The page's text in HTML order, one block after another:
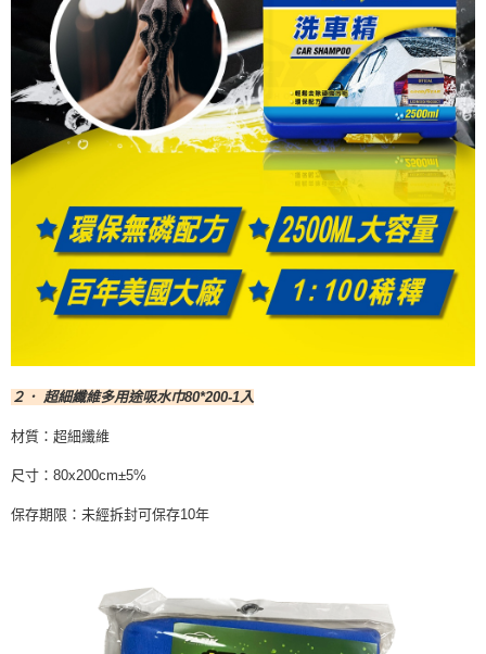
２． 超細纖維多用途吸水巾80*200-1入
材質：超細纖維
尺寸：80x200cm±5%
保存期限：未經拆封可保存10年